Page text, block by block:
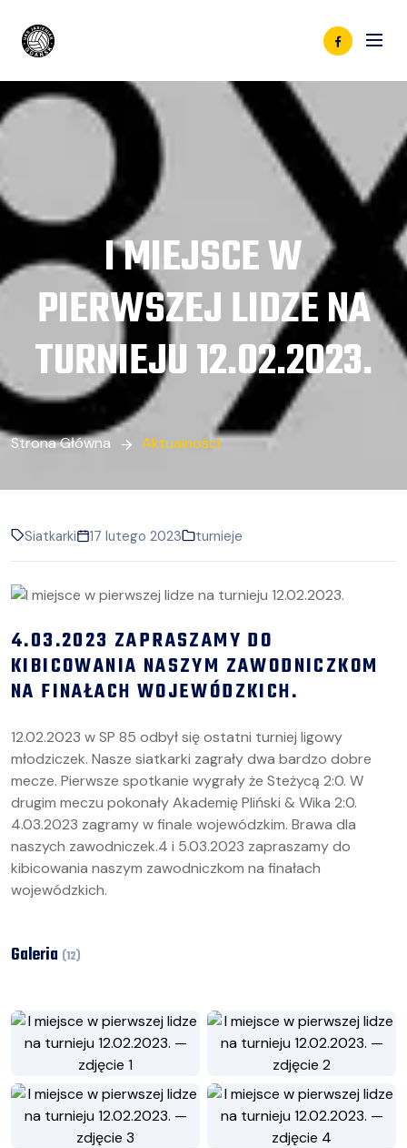
I MIEJSCE W
PIERWSZEJ LIDZE NA
TURNIEJU 12.02.2023.
Strona Główna Aktualności
Siatkarki 17 lutego 2023 turnieje
4.03.2023 ZAPRASZAMY DO
KIBICOWANIA NASZYM ZAWODNICZKOM
NA FINAŁACH WOJEWÓDZKICH.
12.02.2023 w SP 85 odbył się ostatni turniej ligowy
młodziczek. Nasze siatkarki zagrały dwa bardzo dobre
mecze. Pierwsze spotkanie wygrały że Steżycą 2:0. W
drugim meczu pokonały Akademię Pliński & Wika 2:0.
4.03.2023 zagramy w finale wojewódzkim. Brawa dla
naszych zawodniczek.4 i 5.03.2023 zapraszamy do
kibicowania naszym zawodniczkom na finałach
wojewódzkich.
Galeria (12)